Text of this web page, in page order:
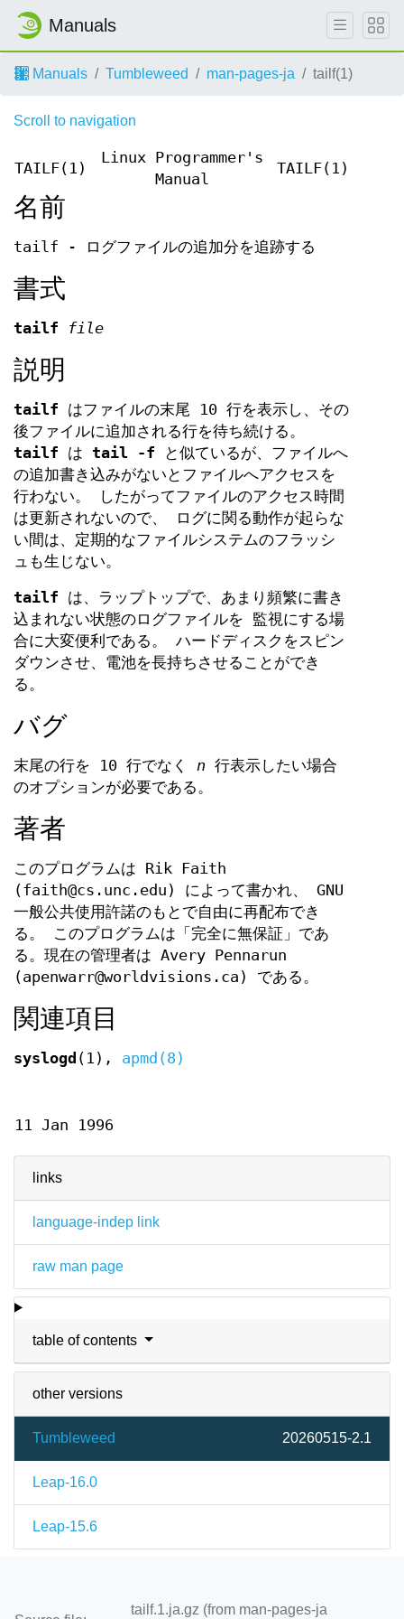
Manuals
Manuals Tumbleweed man-pages-ja tailf(1)
links
language-indep link
raw man page
table of contents
other versions
Tumbleweed 20260515-2.1
Leap-16.0
Leap-15.6
Scroll to navigation
TAILF(1)
Linux Programmer's
Manual
TAILF(1)
名前
tailf - ログファイルの追加分を追跡する
書式
tailf file
説明
tailf はファイルの末尾 10 行を表示し、その
後ファイルに追加される行を待ち続ける。
tailf は tail -f と似ているが、ファイルへ
の追加書き込みがないとファイルへアクセスを
行わない。 したがってファイルのアクセス時間
は更新されないので、 ログに関る動作が起らな
い間は、定期的なファイルシステムのフラッシ
ュも生じない。
tailf は、ラップトップで、あまり頻繁に書き
込まれない状態のログファイルを 監視にする場
合に大変便利である。 ハードディスクをスピン
ダウンさせ、電池を長持ちさせることができ
る。
バグ
末尾の行を 10 行でなく n 行表示したい場合
のオプションが必要である。
著者
このプログラムは Rik Faith
(faith@cs.unc.edu) によって書かれ、 GNU
一般公共使用許諾のもとで自由に再配布でき
る。 このプログラムは「完全に無保証」であ
る。現在の管理者は Avery Pennarun
(apenwarr@worldvisions.ca) である。
関連項目
syslogd (1), apmd(8)
11 Jan 1996
tailf.1.ja.gz (from man-pages-ja